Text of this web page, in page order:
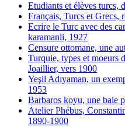
Etudiants et élèves turcs,
Français, Turcs et Grecs,
Ecrire le Turc avec des
karamanli, 1927
Censure ottomane, une
Turquie, types et moeurs
Joaillier, vers 1900
Yeşil Adıyaman, un
1953
Barbaros koyu, une baie
Atelier Phébus,
1890-1900